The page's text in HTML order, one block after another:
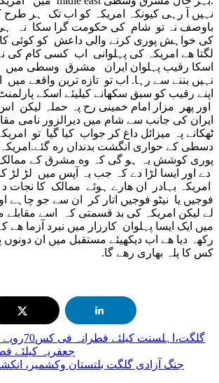
نہیں آ رہی کیونکہ امریکہ کو اب تک ہر طرح
باوصف نہ تو شام کی حکومت گرا سکا نہ ہی
کی خواہش پوری کرنے والی داعش کو کوئی
لگتا هے امریکہ کی پہلوانی اب کسی کام کی
اسکا رقیب پہلوان ایران مشرق وسطی میں
نہیں بننے سے رہا. اب تو تازه ترین واقعے میں
اپنے رقیب کو سبق سکهانے کیلیئے اسکے
اور پهر مزار امام خمینی رح پہ حملہ لیکن اس
ایران کی جانب سے شام میں دیرالزور نامی
ٹهکانے پہ میزائل داغ کر جواب کیا گیا تو
دسطی کے حواری انگشت بدنداں ره
پوری کوشش یہ ہو گی کہ وه مشرق کے ممالک
دے اور ایسا لڑا دے کہ جب یہ آپس میں لڑ لڑ
امریکہ بہادر ان هارے ہوئے ممالک کا نجات
فوجیں یا نیٹو فوجیں اتار کر ان سے جو چاہے
لے لیکن امریکہ کی بد قسمتی کہ اسے
میں ایک ایسا پہلوان کارزار میں نبرد آزما هے
رکهہ دیا هے اب دیکهیئے مستقبل میں ان
کس کا پلہ بهاری رهے گا.
جعفریہ کیلئے فطرانہ
جنگ آزادی گلگت بلتستان وکشمیر،